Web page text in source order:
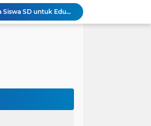
Wali Kota Pariaman Bagikan Bibit Ikan Koi kepada Siswa SD untuk Edukasi Perikanan
Wali Kota Pariaman Salurkan Bantuan bagi Korban Pohon Tumbang, Rumah Rusak Berat Akan Dibedah
Wali Kota Pariaman Lepas Kontingen Pramuka ke Jambore Nasional XII di Cibubur